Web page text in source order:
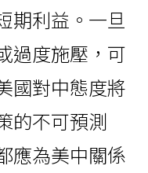
期利益。一旦
過度施壓，可
國對中態度將
的不可預測
應為美中關係